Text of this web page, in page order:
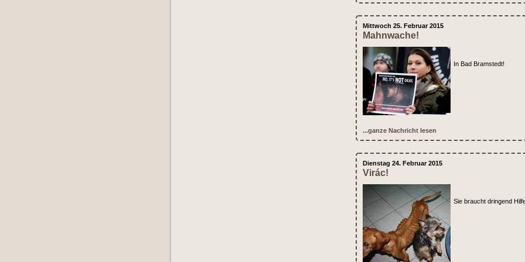
Mittwoch 25. Februar 2015
Mahnwache!
In Bad Bramstedt!
...ganze Nachricht lesen
Dienstag 24. Februar 2015
Virác!
Sie braucht dringend